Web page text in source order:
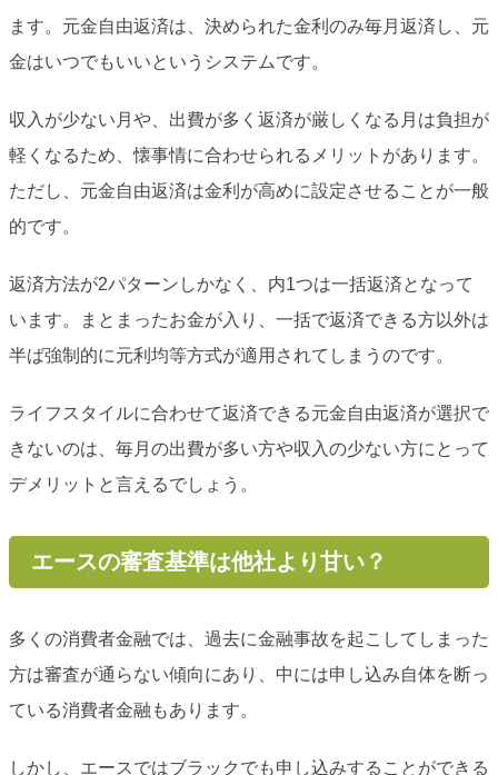
ます。元金自由返済は、決められた金利のみ毎月返済し、元
金はいつでもいいというシステムです。
収入が少ない月や、出費が多く返済が厳しくなる月は負担が
軽くなるため、懐事情に合わせられるメリットがあります。
ただし、元金自由返済は金利が高めに設定させることが一般
的です。
返済方法が2パターンしかなく、内1つは一括返済となって
います。まとまったお金が入り、一括で返済できる方以外は
半ば強制的に元利均等方式が適用されてしまうのです。
ライフスタイルに合わせて返済できる元金自由返済が選択で
きないのは、毎月の出費が多い方や収入の少ない方にとって
デメリットと言えるでしょう。
エースの審査基準は他社より甘い？
多くの消費者金融では、過去に金融事故を起こしてしまった
方は審査が通らない傾向にあり、中には申し込み自体を断っ
ている消費者金融もあります。
しかし、エースではブラックでも申し込みすることができる